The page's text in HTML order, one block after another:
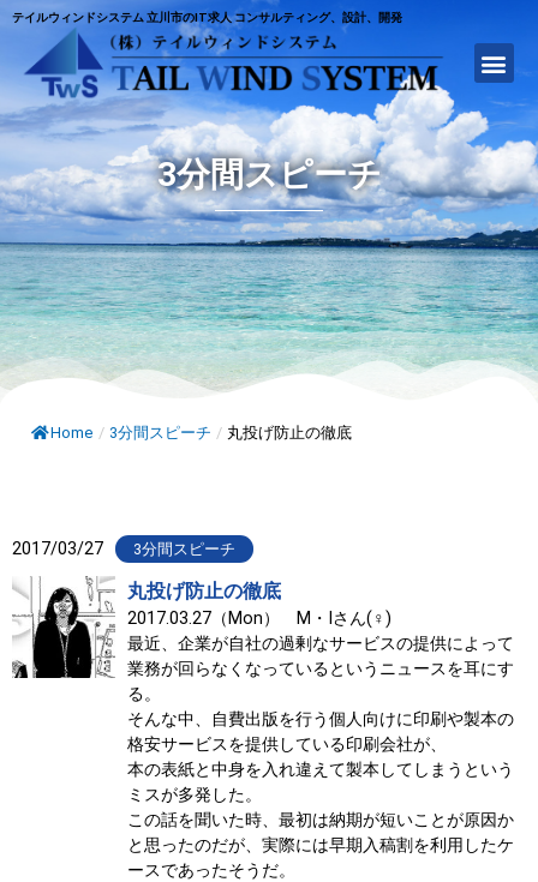
テイルウィンドシステム 立川市のIT求人 コンサルティング、設計、開発
3分間スピーチ
Home / 3分間スピーチ / 丸投げ防止の徹底
2017/03/27 3分間スピーチ
丸投げ防止の徹底
2017.03.27（Mon） M・Iさん(♀)
最近、企業が自社の過剰なサービスの提供によって
業務が回らなくなっているというニュースを耳にす
る。
そんな中、自費出版を行う個人向けに印刷や製本の
格安サービスを提供している印刷会社が、
本の表紙と中身を入れ違えて製本してしまうという
ミスが多発した。
この話を聞いた時、最初は納期が短いことが原因か
と思ったのだが、実際には早期入稿割を利用したケ
ースであったそうだ。